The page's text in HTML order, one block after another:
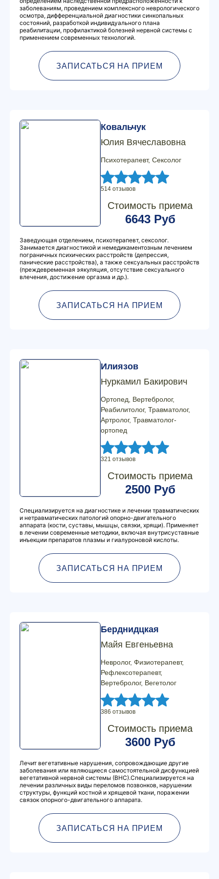
заболеваниям, проведением комплексного неврологического
осмотра, дифференциальной диагностики синкопальных
состояний, разработкой индивидуального плана
реабилитации, профилактикой болезней нервной системы с
применением современных технологий.
ЗАПИСАТЬСЯ НА ПРИЕМ
Ковальчук
Юлия Вячеславовна
Психотерапевт, Сексолог
514 отзывов
Стоимость приема
6643 Руб
Заведующая отделением, психотерапевт, сексолог.
Занимается диагностикой и немедикаментозным лечением
пограничных психических расстройств (депрессия,
панические расстройства), а также сексуальных расстройств
(преждевременная эякуляция, отсутствие сексуального
влечения, достижение оргазма и др.).
ЗАПИСАТЬСЯ НА ПРИЕМ
Илиязов
Нуркамил Бакирович
Ортопед, Вертебролог,
Реабилитолог, Травматолог,
Артролог, Травматолог-
ортопед
321 отзывов
Стоимость приема
2500 Руб
Специализируется на диагностике и лечении травматических
и нетравматических патологий опорно-двигательного
аппарата (кости, суставы, мышцы, связки, хрящи). Применяет
в лечении современные методики, включая внутрисуставные
инъекции препаратов плазмы и гиалуроновой кислоты.
ЗАПИСАТЬСЯ НА ПРИЕМ
Берднидцкая
Майя Евгеньевна
Невролог, Физиотерапевт,
Рефлексотерапевт,
Вертебролог, Вегетолог
386 отзывов
Стоимость приема
3600 Руб
Лечит вегетативные нарушения, сопровождающие другие
заболевания или являющиеся самостоятельной дисфункцией
вегетативной нервной системы (ВНС).Специализируется на
лечении различных виды переломов позвонков, нарушении
структуры, функций костной и хрящевой ткани, поражении
связок опорного-двигательного аппарата.
ЗАПИСАТЬСЯ НА ПРИЕМ